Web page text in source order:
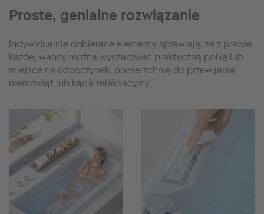
Proste, genialne rozwiązanie
Indywidualnie dobierane elementy sprawiają, że z prawie
każdej wanny można wyczarować praktyczną półkę lub
miejsce na odpoczynek, powierzchnię do przewijania
niemowląt lub kącik relaksacyjny.